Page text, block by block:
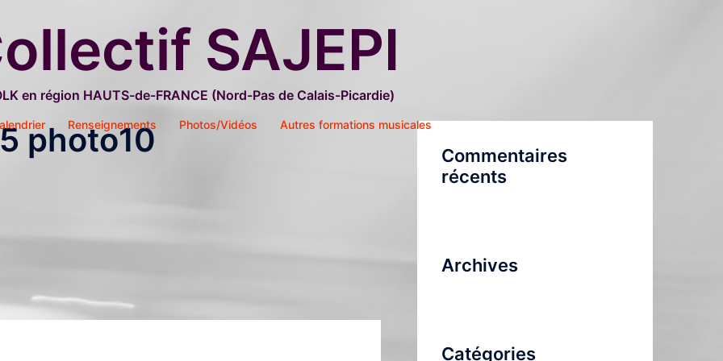
SAJEPI
en région HAUTS-de-FRANCE (Nord-Pas de Calais-Picardie)
Renseignements Photos/Vidéos Autres formations musicales
photo10
Commentaires
récents
Archives
Catégories